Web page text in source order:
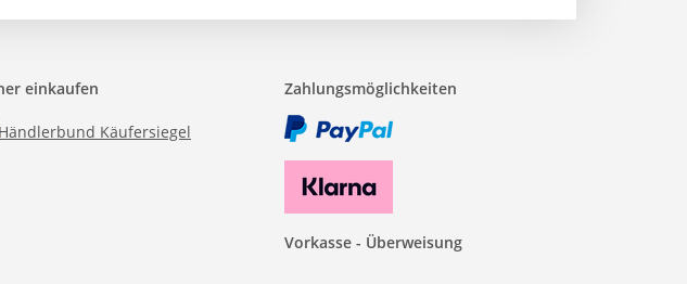
einkaufen Zahlungsmöglichkeiten
Vorkasse - Überweisung